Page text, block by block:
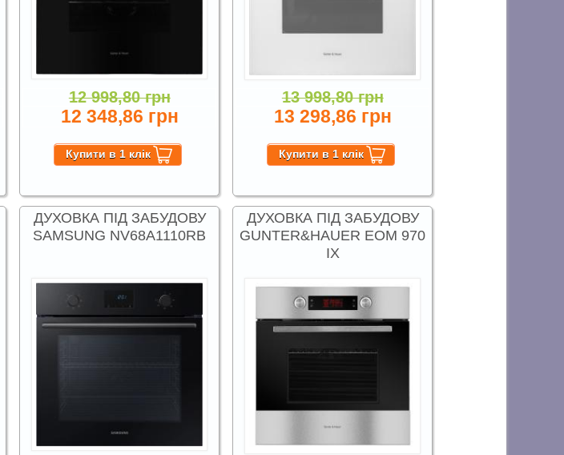
12 998,80 грн
12 348,86 грн
13 998,80 грн
13 298,86 грн
ДУХОВКА ПІД ЗАБУДОВУ
SAMSUNG NV68A1110RB
ДУХОВКА ПІД ЗАБУДОВУ
GUNTER&HAUER EOM 970
IX